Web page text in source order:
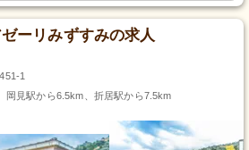
ーリみずすみの求人
1
岡見駅から6.5km、折居駅から7.5km